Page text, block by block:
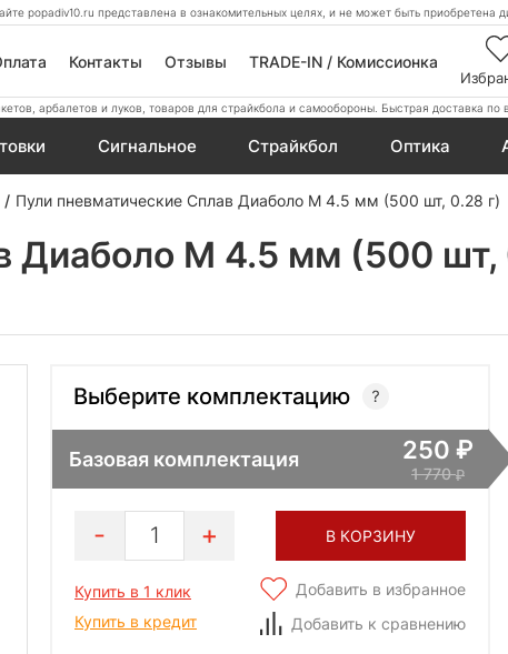
popadiv10.ru представлена в ознакомительных целях, и не может быть приобретена
Контакты Отзывы TRADE-IN / Комиссионка
арбалетов и луков, товаров для страйкбола и самообороны. Быстрая доставка по
Сигнальное Страйкбол Оптика
Пули пневматические Сплав Диаболо М 4.5 мм (500 шт, 0.28 г)
Диаболо М 4.5 мм (500 шт,
Выберите комплектацию
Базовая комплектация 250
1 770
1 В КОРЗИНУ
Купить в 1 клик
Купить в кредит
Добавить в избранное
Добавить к сравнению